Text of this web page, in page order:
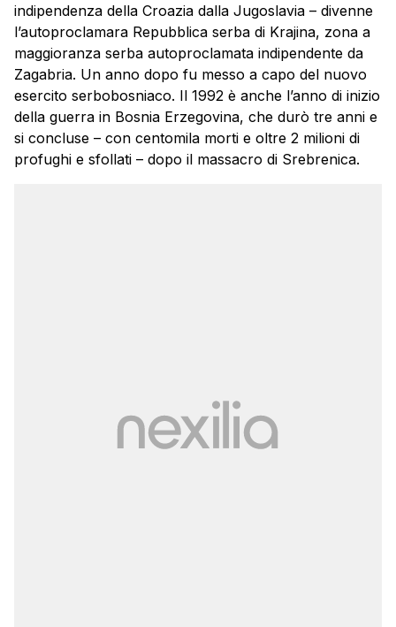
indipendenza della Croazia dalla Jugoslavia – divenne
l’autoproclamara Repubblica serba di Krajina, zona a
maggioranza serba autoproclamata indipendente da
Zagabria. Un anno dopo fu messo a capo del nuovo
esercito serbobosniaco. Il 1992 è anche l’anno di inizio
della guerra in Bosnia Erzegovina, che durò tre anni e
si concluse – con centomila morti e oltre 2 milioni di
profughi e sfollati – dopo il massacro di Srebrenica.